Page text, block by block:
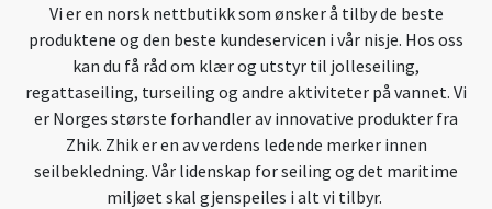
Vi er en norsk nettbutikk som ønsker å tilby de beste
produktene og den beste kundeservicen i vår nisje. Hos oss
kan du få råd om klær og utstyr til jolleseiling,
regattaseiling, turseiling og andre aktiviteter på vannet. Vi
er Norges største forhandler av innovative produkter fra
Zhik. Zhik er en av verdens ledende merker innen
seilbekledning. Vår lidenskap for seiling og det maritime
miljøet skal gjenspeiles i alt vi tilbyr.